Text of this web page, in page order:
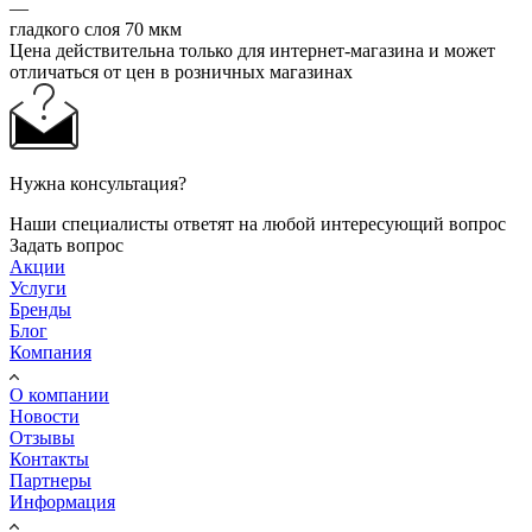
—
гладкого слоя 70 мкм
Цена действительна только для интернет-магазина и может
отличаться от цен в розничных магазинах
Нужна консультация?
Наши специалисты ответят на любой интересующий вопрос
Задать вопрос
Акции
Услуги
Бренды
Блог
Компания
О компании
Новости
Отзывы
Контакты
Партнеры
Информация